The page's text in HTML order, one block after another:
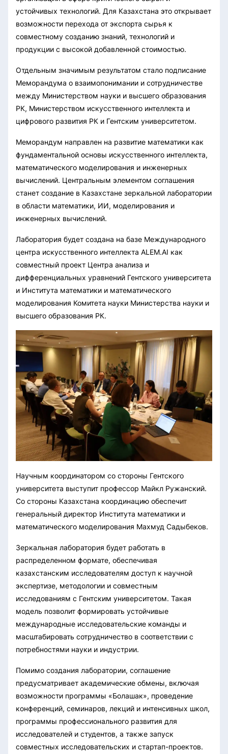
устойчивых технологий. Для Казахстана это открывает
возможности перехода от экспорта сырья к
совместному созданию знаний, технологий и
продукции с высокой добавленной стоимостью.
Отдельным значимым результатом стало подписание
Меморандума о взаимопонимании и сотрудничестве
между Министерством науки и высшего образования
РК, Министерством искусственного интеллекта и
цифрового развития РК и Гентским университетом.
Меморандум направлен на развитие математики как
фундаментальной основы искусственного интеллекта,
математического моделирования и инженерных
вычислений. Центральным элементом соглашения
станет создание в Казахстане зеркальной лаборатории
в области математики, ИИ, моделирования и
инженерных вычислений.
Лаборатория будет создана на базе Международного
центра искусственного интеллекта ALEM.AI как
совместный проект Центра анализа и
дифференциальных уравнений Гентского университета
и Института математики и математического
моделирования Комитета науки Министерства науки и
высшего образования РК.
Научным координатором со стороны Гентского
университета выступит профессор Майкл Ружанский.
Со стороны Казахстана координацию обеспечит
генеральный директор Института математики и
математического моделирования Махмуд Садыбеков.
Зеркальная лаборатория будет работать в
распределенном формате, обеспечивая
казахстанским исследователям доступ к научной
экспертизе, методологии и совместным
исследованиям с Гентским университетом. Такая
модель позволит формировать устойчивые
международные исследовательские команды и
масштабировать сотрудничество в соответствии с
потребностями науки и индустрии.
Помимо создания лаборатории, соглашение
предусматривает академические обмены, включая
возможности программы «Болашак», проведение
конференций, семинаров, лекций и интенсивных школ,
программы профессионального развития для
исследователей и студентов, а также запуск
совместных исследовательских и стартап-проектов.